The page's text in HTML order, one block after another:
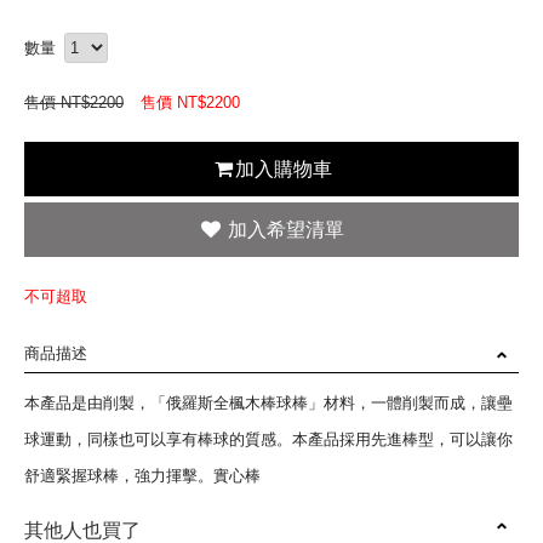
數量
售價 NT$2200 售價 NT$2200
加入購物車
不可超取
商品描述
本產品是由削製，「俄羅斯全楓木棒球棒」材料，一體削製而成，讓壘
球運動，同樣也可以享有棒球的質感。本產品採用先進棒型，可以讓你
舒適緊握球棒，強力揮擊。實心棒
其他人也買了